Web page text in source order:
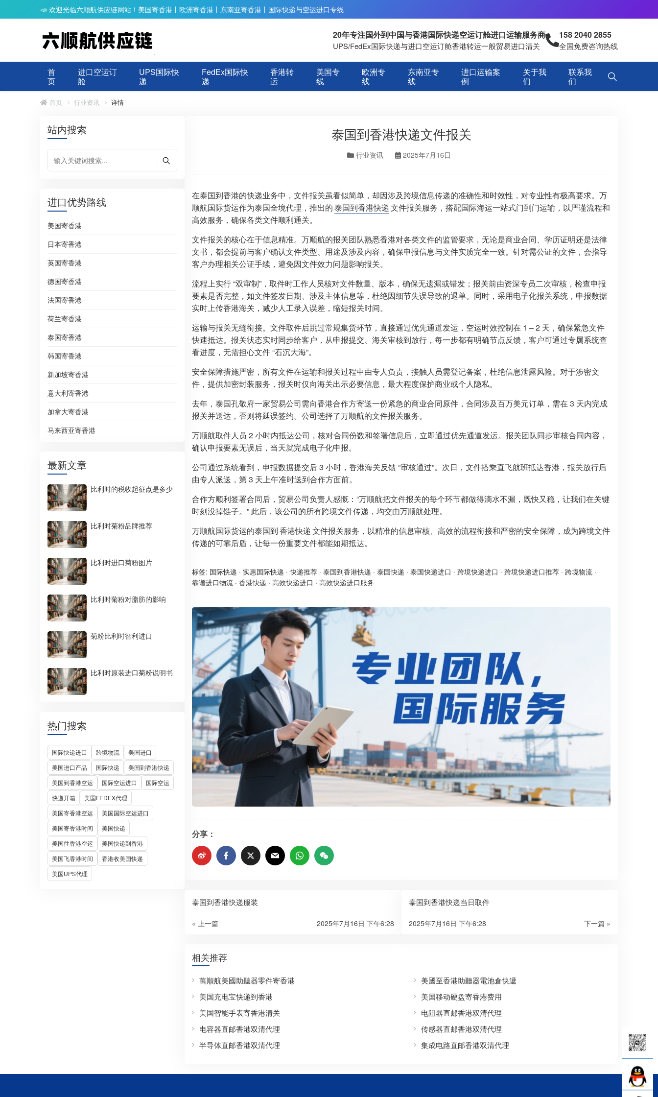
📣 欢迎光临六顺航供应链网站！美国寄香港丨欧洲寄香港丨东南亚寄香港丨国际快递与空运进口专线
20年专注国外到中国与香港国际快递空运订舱进口运输服务商
UPS/FedEx国际快递与进口空运订舱香港转运一般贸易进口清关
158 2040 2855
全国免费咨询热线
首
页
进口空运订
舱
UPS国际快
递
FedEx国际快
递
香港转
运
美国专
线
欧洲专
线
东南亚专
线
进口运输案
例
关于我
们
联系我
们
首页 行业资讯 详情
站内搜索
进口优势路线
美国寄香港
日本寄香港
英国寄香港
德国寄香港
法国寄香港
荷兰寄香港
泰国寄香港
韩国寄香港
新加坡寄香港
意大利寄香港
加拿大寄香港
马来西亚寄香港
最新文章
比利时的税收起征点是多少
比利时菊粉品牌推荐
比利时进口菊粉图片
比利时菊粉对脂肪的影响
菊粉比利时智利进口
比利时原装进口菊粉说明书
热门搜索
国际快递进口 跨境物流
美国进口
美国进口产品
国际快递
美国到香港快递
美国到香港空运
国际空运进口
国际空运
快递开箱
美国FEDEX代理
美国寄香港空运
美国国际空运进口
美国寄香港时间
美国快递
美国往香港空运
美国快递到香港
美国飞香港时间
香港收美国快递
美国UPS代理
泰国到香港快递文件报关
行业资讯 2025年7月16日
在泰国到香港的快递业务中，文件报关虽看似简单，却因涉及跨境信息传递的准确性和时效性，对专业性有极高要求。万
顺航国际货运作为泰国全境代理，推出的泰国到香港快递文件报关服务，搭配国际海运一站式门到门运输，以严谨流程和
高效服务，确保各类文件顺利通关。
文件报关的核心在于信息精准。万顺航的报关团队熟悉香港对各类文件的监管要求，无论是商业合同、学历证明还是法律
文书，都会提前与客户确认文件类型、用途及涉及内容，确保申报信息与文件实质完全一致。针对需公证的文件，会指导
客户办理相关公证手续，避免因文件效力问题影响报关。
流程上实行 “双审制”，取件时工作人员核对文件数量、版本，确保无遗漏或错发；报关前由资深专员二次审核，检查申报
要素是否完整，如文件签发日期、涉及主体信息等，杜绝因细节失误导致的退单。同时，采用电子化报关系统，申报数据
实时上传香港海关，减少人工录入误差，缩短报关时间。
运输与报关无缝衔接。文件取件后跳过常规集货环节，直接通过优先通道发运，空运时效控制在 1 – 2 天，确保紧急文件
快速抵达。报关状态实时同步给客户，从申报提交、海关审核到放行，每一步都有明确节点反馈，客户可通过专属系统查
看进度，无需担心文件 “石沉大海”。
安全保障措施严密，所有文件在运输和报关过程中由专人负责，接触人员需登记备案，杜绝信息泄露风险。对于涉密文
件，提供加密封装服务，报关时仅向海关出示必要信息，最大程度保护商业或个人隐私。
去年，泰国孔敬府一家贸易公司需向香港合作方寄送一份紧急的商业合同原件，合同涉及百万美元订单，需在 3 天内完成
报关并送达，否则将延误签约。公司选择了万顺航的文件报关服务。
万顺航取件人员 2 小时内抵达公司，核对合同份数和签署信息后，立即通过优先通道发运。报关团队同步审核合同内容，
确认申报要素无误后，当天就完成电子化申报。
公司通过系统看到，申报数据提交后 3 小时，香港海关反馈 “审核通过”。次日，文件搭乘直飞航班抵达香港，报关放行后
由专人派送，第 3 天上午准时送到合作方面前。
合作方顺利签署合同后，贸易公司负责人感慨：“万顺航把文件报关的每个环节都做得滴水不漏，既快又稳，让我们在关键
时刻没掉链子。” 此后，该公司的所有跨境文件传递，均交由万顺航处理。
万顺航国际货运的泰国到香港快递文件报关服务，以精准的信息审核、高效的流程衔接和严密的安全保障，成为跨境文件
传递的可靠后盾，让每一份重要文件都能如期抵达。
标签: 国际快递 · 实惠国际快递 ·快递推荐 · 泰国到香港快递 · 泰国快递 · 泰国快递进口 · 跨境快递进口 · 跨境快递进口推荐 · 跨境物流 ·
靠谱进口物流 · 香港快递 · 高效快递进口 · 高效快递进口服务
分享：
泰国到香港快递服装
« 上一篇 2025年7月16日 下午6:28
泰国到香港快递当日取件
下一篇 »
2025年7月16日 下午6:28
相关推荐
萬順航美國助聽器零件寄香港
美國至香港助聽器電池倉快遞
美国充电宝快递到香港
美国移动硬盘寄香港费用
美国智能手表寄香港清关
电阻器直邮香港双清代理
电容器直邮香港双清代理
传感器直邮香港双清代理
半导体直邮香港双清代理
集成电路直邮香港双清代理